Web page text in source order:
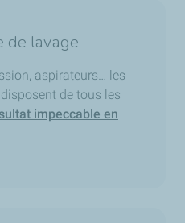
de lavage
aspirateurs… les
de tous les
impeccable en